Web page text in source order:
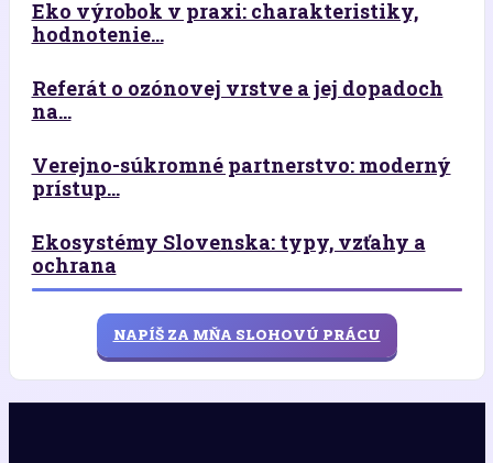
Eko výrobok v praxi: charakteristiky,
hodnotenie...
Referát o ozónovej vrstve a jej dopadoch
na...
Verejno-súkromné partnerstvo: moderný
prístup...
Ekosystémy Slovenska: typy, vzťahy a
ochrana
NAPÍŠ ZA MŇA SLOHOVÚ PRÁCU